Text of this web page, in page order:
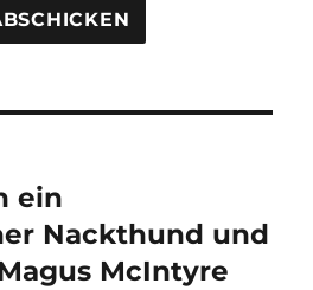
ein
Nackthund und
McIntyre